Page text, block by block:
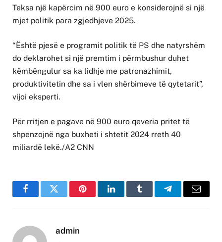
Teksa një kapërcim në 900 euro e konsiderojnë si një
mjet politik para zgjedhjeve 2025.
“Është pjesë e programit politik të PS dhe natyrshëm
do deklarohet si një premtim i përmbushur duhet
këmbëngulur sa ka lidhje me patronazhimit,
produktivitetin dhe sa i vlen shërbimeve të qytetarit”,
vijoi eksperti.
Për rritjen e pagave në 900 euro qeveria pritet të
shpenzojnë nga buxheti i shtetit 2024 rreth 40
miliardë lekë./A2 CNN
FacebookTwitter PinterestLinkedInTumblr TelegramEmail
admin